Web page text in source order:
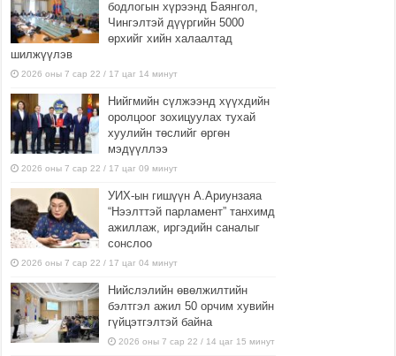
бодлогын хүрээнд Баянгол,
Чингэлтэй дүүргийн 5000
өрхийг хийн халаалтад
шилжүүлэв
2026 оны 7 сар 22 / 17 цаг 14 минут
Нийгмийн сүлжээнд хүүхдийн
оролцоог зохицуулах тухай
хуулийн төслийг өргөн
мэдүүллээ
2026 оны 7 сар 22 / 17 цаг 09 минут
УИХ-ын гишүүн А.Ариунзаяа
“Нээлттэй парламент” танхимд
ажиллаж, иргэдийн саналыг
сонслоо
2026 оны 7 сар 22 / 17 цаг 04 минут
Нийслэлийн өвөлжилтийн
бэлтгэл ажил 50 орчим хувийн
гүйцэтгэлтэй байна
2026 оны 7 сар 22 / 14 цаг 15 минут